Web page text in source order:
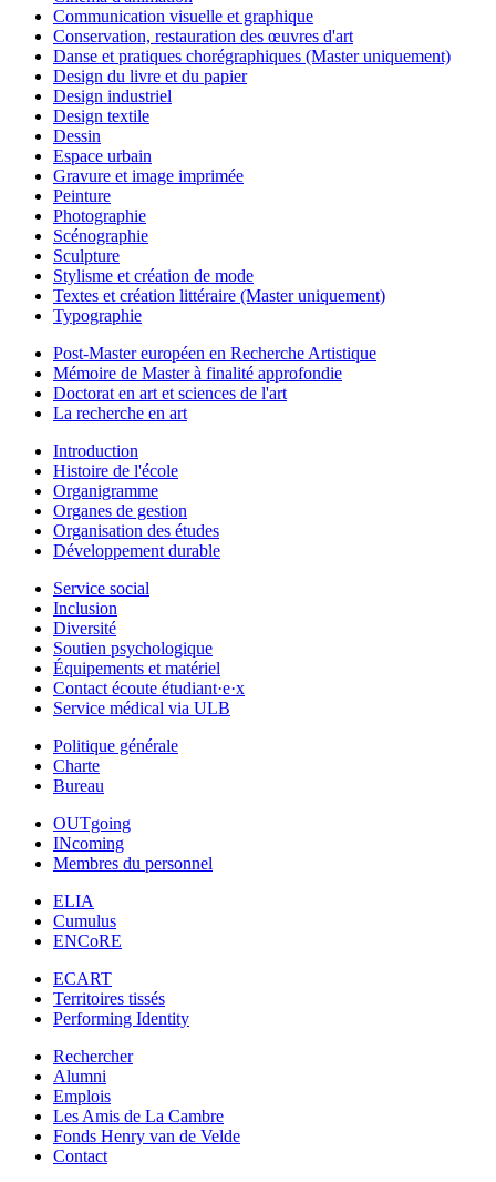
Communication visuelle et graphique
Conservation, restauration des œuvres d'art
Danse et pratiques chorégraphiques (Master uniquement)
Design du livre et du papier
Design industriel
Design textile
Dessin
Espace urbain
Gravure et image imprimée
Peinture
Photographie
Scénographie
Sculpture
Stylisme et création de mode
Textes et création littéraire (Master uniquement)
Typographie
Post-Master européen en Recherche Artistique
Mémoire de Master à finalité approfondie
Doctorat en art et sciences de l'art
La recherche en art
Introduction
Histoire de l'école
Organigramme
Organes de gestion
Organisation des études
Développement durable
Service social
Inclusion
Diversité
Soutien psychologique
Équipements et matériel
Contact écoute étudiant·e·x
Service médical via ULB
Politique générale
Charte
Bureau
OUTgoing
INcoming
Membres du personnel
ELIA
Cumulus
ENCoRE
ECART
Territoires tissés
Performing Identity
Rechercher
Alumni
Emplois
Les Amis de La Cambre
Fonds Henry van de Velde
Contact